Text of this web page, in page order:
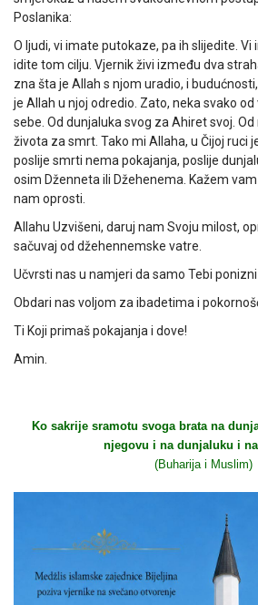
Poslanika:
O ljudi, vi imate putokaze, pa ih slijedite. Vi
idite tom cilju. Vjernik živi između dva
zna šta je Allah s njom uradio, i
je Allah u njoj odredio. Zato, neka svako
sebe. Od dunjaluka svog za Ahiret svoj.
života za smrt. Tako mi Allaha, u Čijoj ruci
poslije smrti nema pokajanja, poslije
osim Dženneta ili Džehenema. Kažem
nam oprosti.
Allahu Uzvišeni, daruj nam Svoju milost,
sačuvaj od džehennemske vatre.
Učvrsti nas u namjeri da samo Tebi
Obdari nas voljom za ibadetima i
Ti Koji primaš pokajanja i dove!
Amin.
Ko sakrije sramotu svoga brata na
njegovu i na dunjaluku i
(Buharija i Muslim)